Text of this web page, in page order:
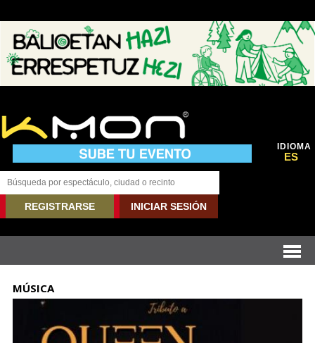
IDIOMA
ES
REGISTRARSE INICIAR SESIÓN
MÚSICA